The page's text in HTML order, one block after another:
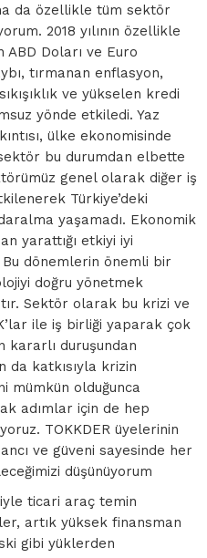
da özellikle tüm sektör
2018 yılının özellikle
ABD Doları ve Euro
tırmanan enflasyon,
ve yükselen kredi
yönde etkiledi. Yaz
ülke ekonomisinde
bu durumdan elbette
genel olarak diğer iş
Türkiye’deki
yaşamadı. Ekonomik
yarattığı etkiyi iyi
dönemlerin önemli bir
doğru yönetmek
Sektör olarak bu krizi ve
ile iş birliği yaparak çok
kararlı duruşundan
da katkısıyla krizin
mümkün olduğunca
adımlar için de hep
TOKKDER üyelerinin
ve güveni sayesinde her
düşünüyorum
ticari araç temin
artık yüksek finansman
gibi yüklerden